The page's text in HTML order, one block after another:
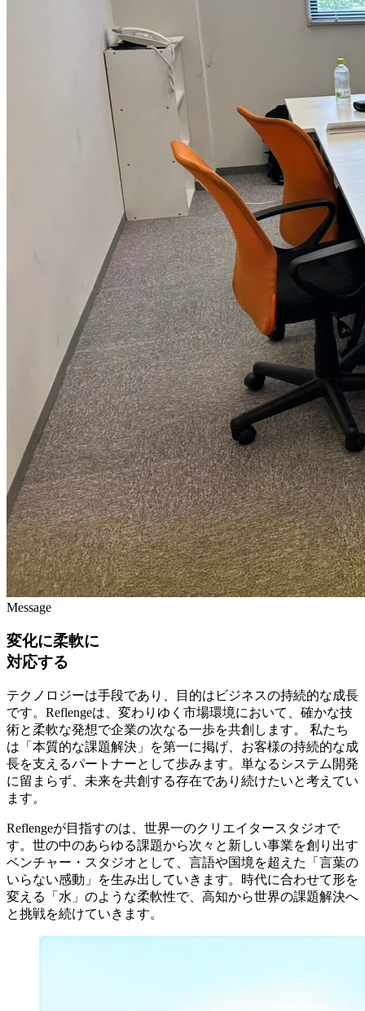
Message
変化に柔軟に
対応する
テクノロジーは手段であり、目的はビジネスの持続的な成長
です。Reflengeは、変わりゆく市場環境において、確かな技
術と柔軟な発想で企業の次なる一歩を共創します。 私たち
は「本質的な課題解決」を第一に掲げ、お客様の持続的な成
長を支えるパートナーとして歩みます。単なるシステム開発
に留まらず、未来を共創する存在であり続けたいと考えてい
ます。
Reflengeが目指すのは、世界一のクリエイタースタジオで
す。世の中のあらゆる課題から次々と新しい事業を創り出す
ベンチャー・スタジオとして、言語や国境を超えた「言葉の
いらない感動」を生み出していきます。時代に合わせて形を
変える「水」のような柔軟性で、高知から世界の課題解決へ
と挑戦を続けていきます。